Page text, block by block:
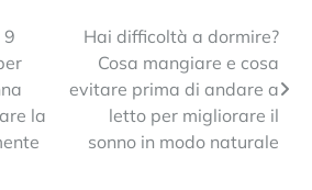
9
la
Hai difficoltà a dormire?
Cosa mangiare e cosa
evitare prima di andare a
letto per migliorare il
sonno in modo naturale